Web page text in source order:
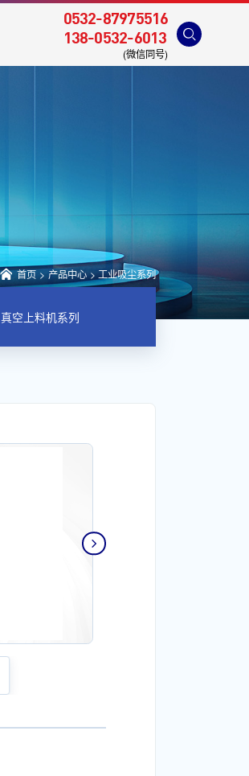
0532-87975516
138-0532-6013
(微信同号)
首页 > 产品中心 > 工业吸尘系列
真空上料机系列